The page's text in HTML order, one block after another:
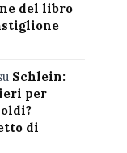
del libro
Schlein:
per
di